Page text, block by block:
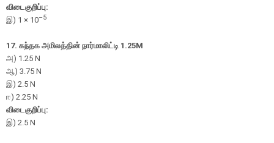
விடைகுறிப்பு:
இ) 1 × 10–5
17. கந்தக அமிலத்தின் நார்மாலிட்டி 1.25M
அ) 1.25 N
ஆ) 3.75 N
இ) 2.5 N
ஈ) 2.25 N
விடைகுறிப்பு:
இ) 2.5 N